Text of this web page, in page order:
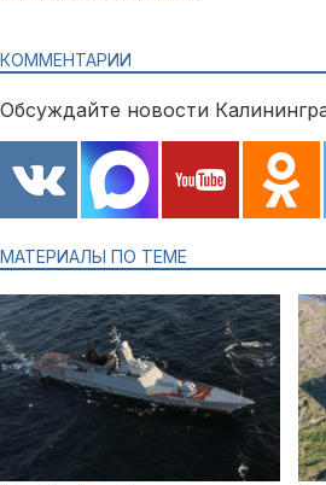
КОММЕНТАРИИ
Обсуждайте новости
МАТЕРИАЛЫ ПО ТЕМЕ